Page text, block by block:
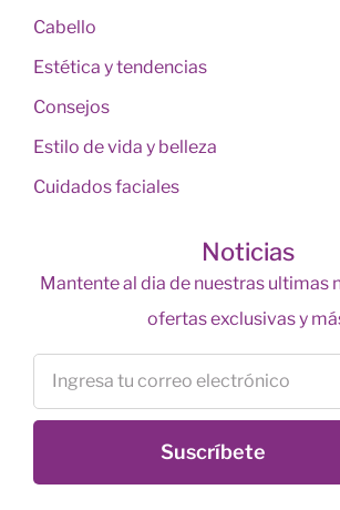
Cabello
Estética y tendencias
Consejos
Estilo de vida y belleza
Cuidados faciales
Noticias
Mantente al dia de nuestras ultimas
ofertas exclusivas y
Suscríbete